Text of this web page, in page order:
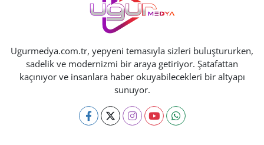
Ugurmedya.com.tr, yepyeni temasıyla sizleri buluştururken,
sadelik ve modernizmi bir araya getiriyor. Şatafattan
kaçınıyor ve insanlara haber okuyabilecekleri bir altyapı
sunuyor.